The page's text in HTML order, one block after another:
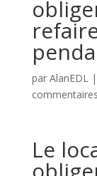
par AlanEDL|
commentaires
Le